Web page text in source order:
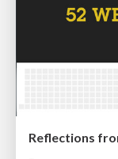
Reflections